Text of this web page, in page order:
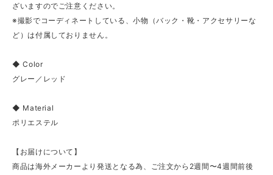
ざいますのでご注意ください。
※撮影でコーディネートしている、小物（バック・靴・アクセサリーな
ど）は付属しておりません。
◆ Color
グレー／レッド
◆ Material
ポリエステル
【お届けについて】
商品は海外メーカーより発送となる為、ご注文から2週間〜4週間前後